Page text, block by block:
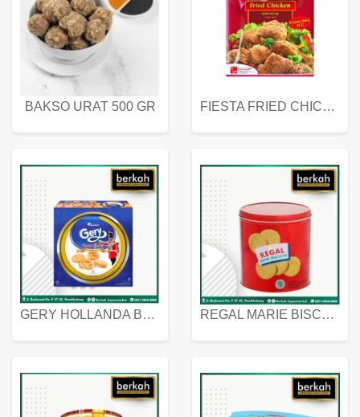
BAKSO URAT 500 GR FIESTA FRIED CHICKEN 500 GR
GERY HOLLANDA BUTTER COOKIES 450 GRAM REGAL MARIE BISCUIT KALENG 550 GRAM